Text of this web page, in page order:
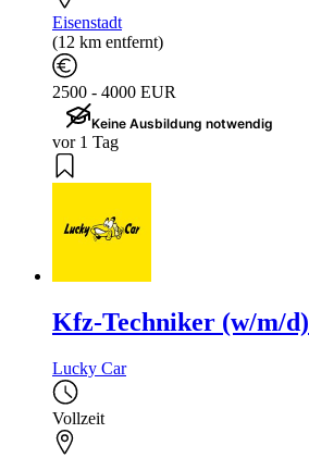
Eisenstadt
(12 km entfernt)
2500 - 4000 EUR
Keine Ausbildung notwendig
vor 1 Tag
Kfz-Techniker (w/m/d)
Lucky Car
Vollzeit